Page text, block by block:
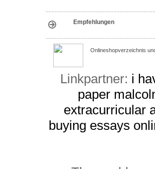
Empfehlungen
Onlineshopverzeichnis
Linkpartner: i
paper
extracurricular
buying essays